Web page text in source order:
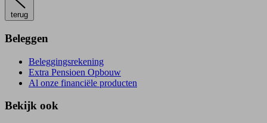
terug
Beleggen
Beleggingsrekening
Extra Pensioen Opbouw
Al onze financiële producten
Bekijk ook